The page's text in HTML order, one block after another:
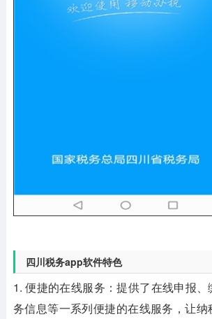
四川税务app软件特色
1. 便捷的在线服务：提供了在线申报
务信息等一系列便捷的在线服务，让